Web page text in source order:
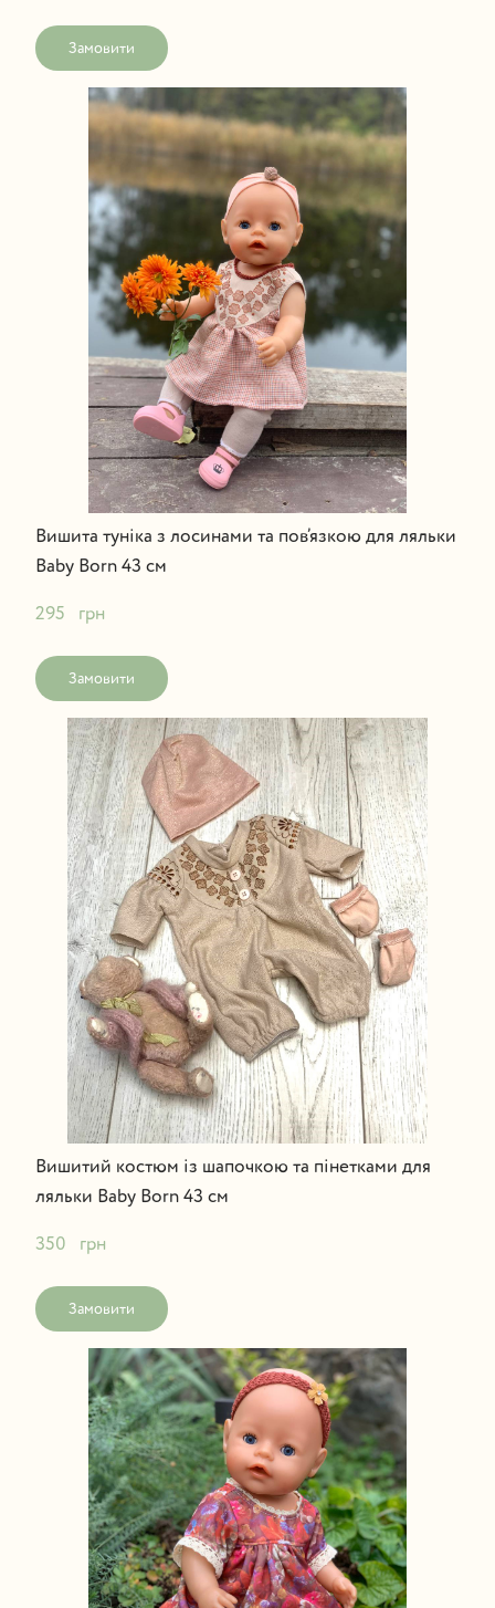
Замовити
Вишита туніка з лосинами та пов’язкою для ляльки
Baby Born 43 см
295   грн
Замовити
Вишитий костюм із шапочкою та пінетками для
ляльки Baby Born 43 см
350   грн
Замовити